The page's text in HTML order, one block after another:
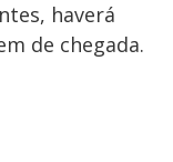
haverá
de chegada.